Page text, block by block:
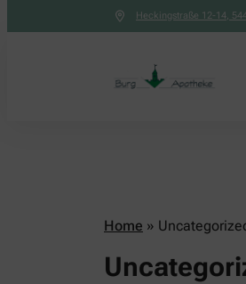
Heckingstraße 12-14,
Home »